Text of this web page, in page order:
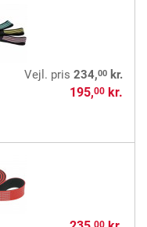
Vejl. pris 234,00kr.
195,00kr.
00